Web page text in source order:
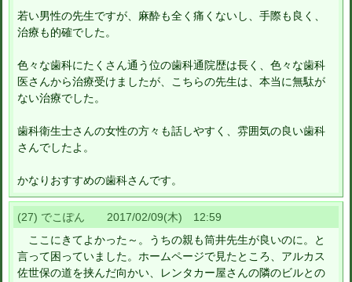
若い男性の先生ですが、麻酔も全く痛くないし、手際も良く、
治療も的確でした。
色々な歯科にたくさん通う位の歯科通院歴は長く、色々な歯科
医さんから治療受けましたが、こちらの先生は、本当に無駄が
ない治療でした。
歯科衛生士さんの女性の方々も話しやすく、雰囲気の良い歯科
さんでしたよ。
かなりおすすめの歯科さんです。
(27) でこぽん 2017/02/09(木) 12:59
ここにきてよかった～。うちの親も筒井先生が良いのに。と
言って困っていました。ホームページで見たところ、アルカス
佐世保の道を挟んだ向かい、レンタカー屋さんの隣のビルとの